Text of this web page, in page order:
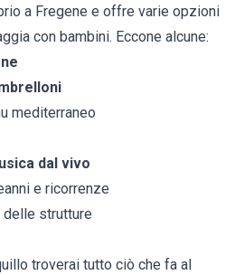
a Fregene e offre varie opzioni
con bambini. Eccone alcune:
mediterraneo
dal vivo
e ricorrenze
delle strutture
troverai tutto ciò che fa al